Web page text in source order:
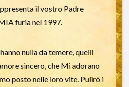
il vostro Padre
furia nel 1997.
nulla da temere, quelli
sincero, che Mi adorano
posto nelle loro vite. Pulirò i